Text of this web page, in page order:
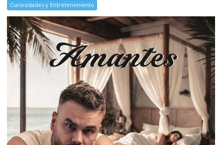
Curiosidades y Entretenimiento